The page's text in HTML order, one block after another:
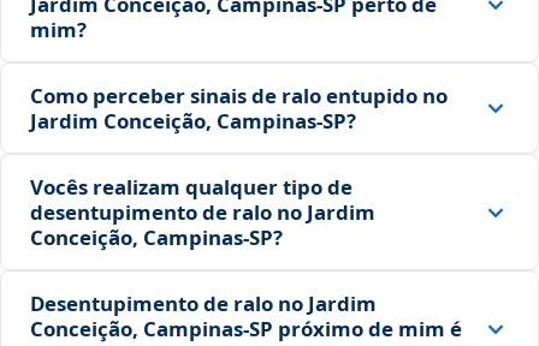
mim?
Como perceber sinais de ralo entupido no
Jardim Conceição, Campinas‑SP?
Vocês realizam qualquer tipo de
desentupimento de ralo no Jardim
Conceição, Campinas‑SP?
Desentupimento de ralo no Jardim
Conceição, Campinas‑SP próximo de mim é